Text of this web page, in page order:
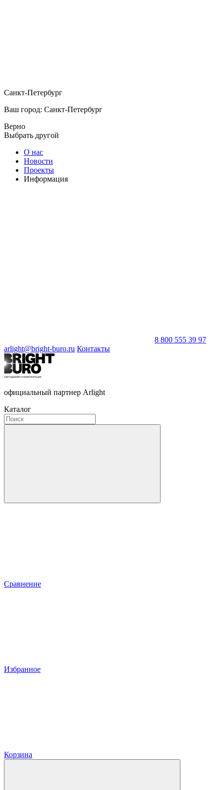
Санкт-Петербург
Ваш город: Санкт-Петербург
Верно
Выбрать другой
О нас
Новости
Проекты
Информация
8 800 555 39 97
arlight@bright-buro.ru Контакты
официальный партнер Arlight
Каталог
Сравнение
Избранное
Корзина